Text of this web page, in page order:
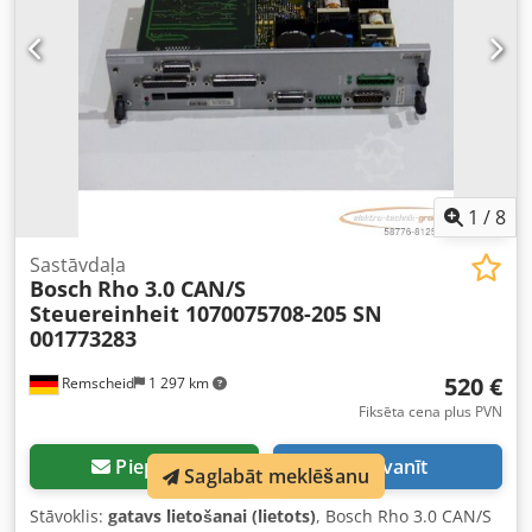
1 /8
Remscheid 1 297 km
Sastāvdaļa
Bosch Rho 3.0 CAN/S
Steuereinheit 1070075708-205 SN
001773283
520 €
Fiksēta cena plus PVN
Pieprasīt Zvanīt
Stāvoklis: gatavs lietošanai (lietots), Bosch Rho 3.0 CAN/S
Saglabāt meklēšanu